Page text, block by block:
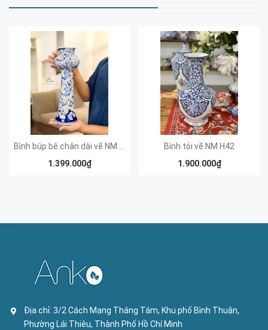
Bình búp bê chân dài vẽ NM 40x10
1.399.000₫
Bình tỏi vẽ NM H42
1.900.000₫
Địa chỉ: 3/2 Cách Mạng Tháng Tám, Khu phố Bình Thuận,
Phường Lái Thiêu, Thành Phố Hồ Chí Minh